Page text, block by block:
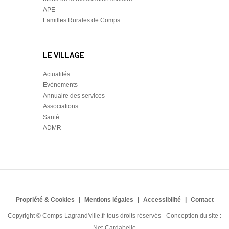
APE
Familles Rurales de Comps
LE VILLAGE
Actualités
Evènements
Annuaire des services
Associations
Santé
ADMR
Propriété & Cookies Mentions légales Accessibilité Contact
Copyright © Comps-Lagrand'ville.fr tous droits réservés - Conception du site :